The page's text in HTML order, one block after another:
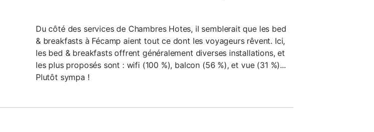
Du côté des services de Chambres Hotes, il semblerait que les bed
& breakfasts à Fécamp aient tout ce dont les voyageurs rêvent. Ici,
les bed & breakfasts offrent généralement diverses installations, et
les plus proposés sont : wifi (100 %), balcon (56 %), et vue (31 %)...
Plutôt sympa !